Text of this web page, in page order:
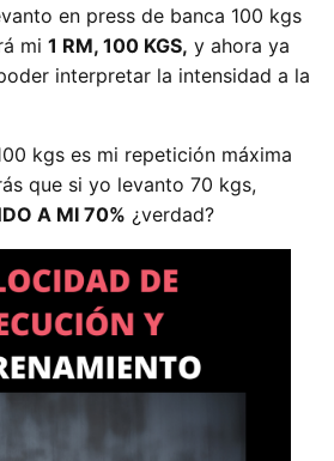
en press de banca 100 kgs
mi 1 RM, 100 KGS, y ahora ya
interpretar la intensidad a la
kgs es mi repetición máxima
que si yo levanto 70 kgs,
A MI 70% ¿verdad?